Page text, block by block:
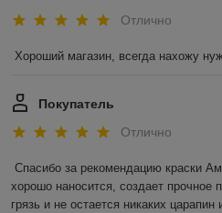
Отлично
Хороший магазин, всегда нахожу
Покупатель
Отлично
Спасибо за рекомендацию краски
хорошо наносится, создает прочное
грязь и не остается никаких царапин